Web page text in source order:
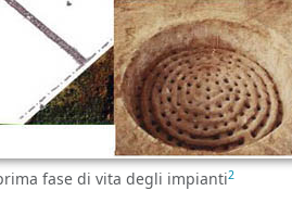
fase di vita degli impianti2